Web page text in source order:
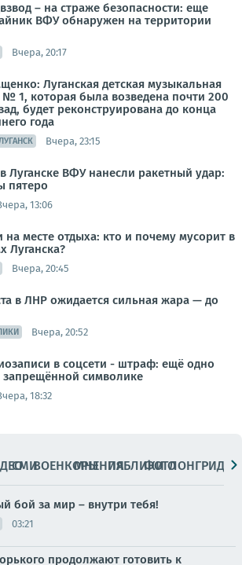
– на страже безопасности: еще
ВФУ обнаружен на территории
Вчера, 20:17
Луганская детская музыкальная
1, которая была возведена почти 200
будет реконструирована до конца
года
Вчера, 23:15
Луганске ВФУ нанесли ракетный удар:
пятеро
13:06
на месте отдыха: кто и почему мусорит в
Луганска?
Вчера, 20:45
в ЛНР ожидается сильная жара — до
Вчера, 20:52
в соцсети - штраф: ещё одно
запрещённой символике
18:32
СМИВОЕНКОРЫМНЕНИЯПАБЛИКИ
ФОТОЛОНГРИДЫ
бой за мир – внутри тебя!
03:21
продолжают готовить к